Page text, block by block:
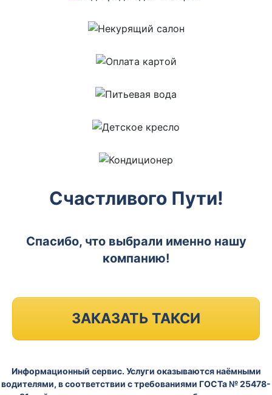
Счастливого Пути!
Спасибо, что выбрали именно нашу
компанию!
ЗАКАЗАТЬ ТАКСИ
Информационный сервис. Услуги оказываются наёмными
водителями, в соответствии с требованиями ГОСТа № 25478-